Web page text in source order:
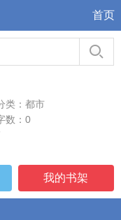
首页
类：都市
数：0
我的书架